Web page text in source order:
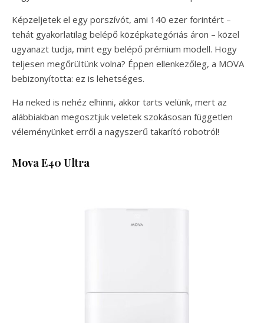
Képzeljetek el egy porszívót, ami 140 ezer forintért –
tehát gyakorlatilag belépő középkategóriás áron – közel
ugyanazt tudja, mint egy belépő prémium modell. Hogy
teljesen megőrültünk volna? Éppen ellenkezőleg, a MOVA
bebizonyította: ez is lehetséges.
Ha neked is nehéz elhinni, akkor tarts velünk, mert az
alábbiakban megosztjuk veletek szokásosan független
véleményünket erről a nagyszerű takarító robotról!
Mova E40 Ultra